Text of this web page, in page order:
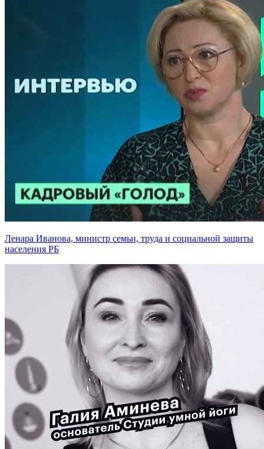
Ленара Иванова, министр семьи, труда и социальной защиты
населения РБ